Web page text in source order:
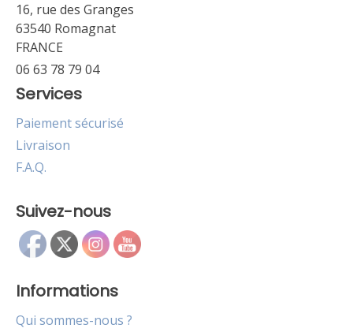
16, rue des Granges
63540 Romagnat
FRANCE
06 63 78 79 04
Services
Paiement sécurisé
Livraison
F.A.Q.
Suivez-nous
Informations
Qui sommes-nous ?